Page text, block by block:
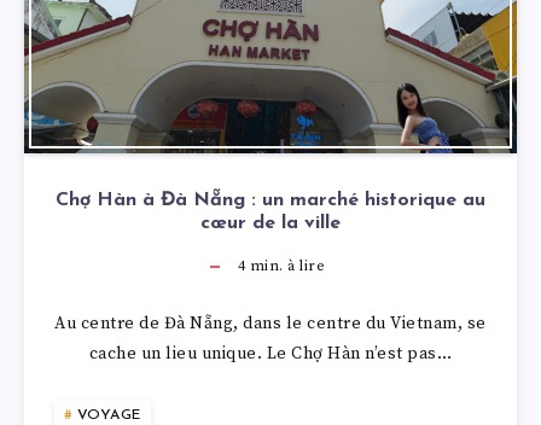
Chợ Hàn à Đà Nẵng : un marché historique au
cœur de la ville
4min. à lire
Au centre de Đà Nẵng, dans le centre du Vietnam, se
cache un lieu unique. Le Chợ Hàn n’est pas…
VOYAGE